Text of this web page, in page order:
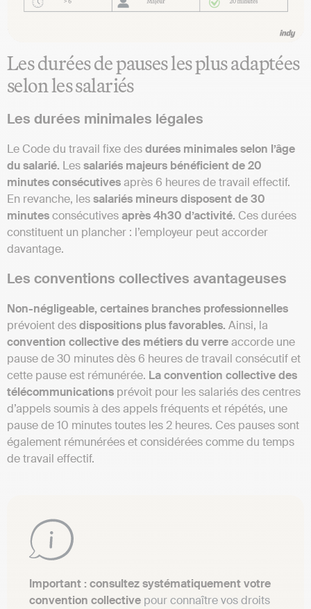
Les durées de pauses les plus adaptées
selon les salariés
Les durées minimales légales
Le Code du travail fixe desdurées minimales selon l’âge
du salarié. Lessalariés majeurs bénéficient de 20
minutes consécutivesaprès 6 heures de travail effectif.
En revanche, lessalariés mineurs disposent de 30
minutesconsécutivesaprès 4h30 d’activité. Ces durées
constituent un plancher : l’employeur peut accorder
davantage.
Les conventions collectives avantageuses
Non-négligeable, certaines branches professionnelles
prévoient desdispositions plus favorables. Ainsi, la
convention collective des métiers du verreaccorde une
pause de 30 minutes dès 6 heures de travail consécutif et
cette pause est rémunérée. La convention collective des
télécommunications prévoit pour les salariés des centres
d’appels soumis à des appels fréquents et répétés, une
pause de 10 minutes toutes les 2 heures. Ces pauses sont
également rémunérées et considérées comme du temps
de travail effectif.
Important : consultez systématiquement votre
convention collective pour connaître vos droits